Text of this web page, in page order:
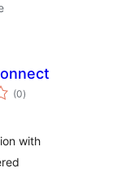
(0valutazioni
totali
)
with